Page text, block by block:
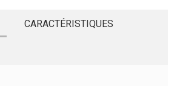
CARACTÉRISTIQUES